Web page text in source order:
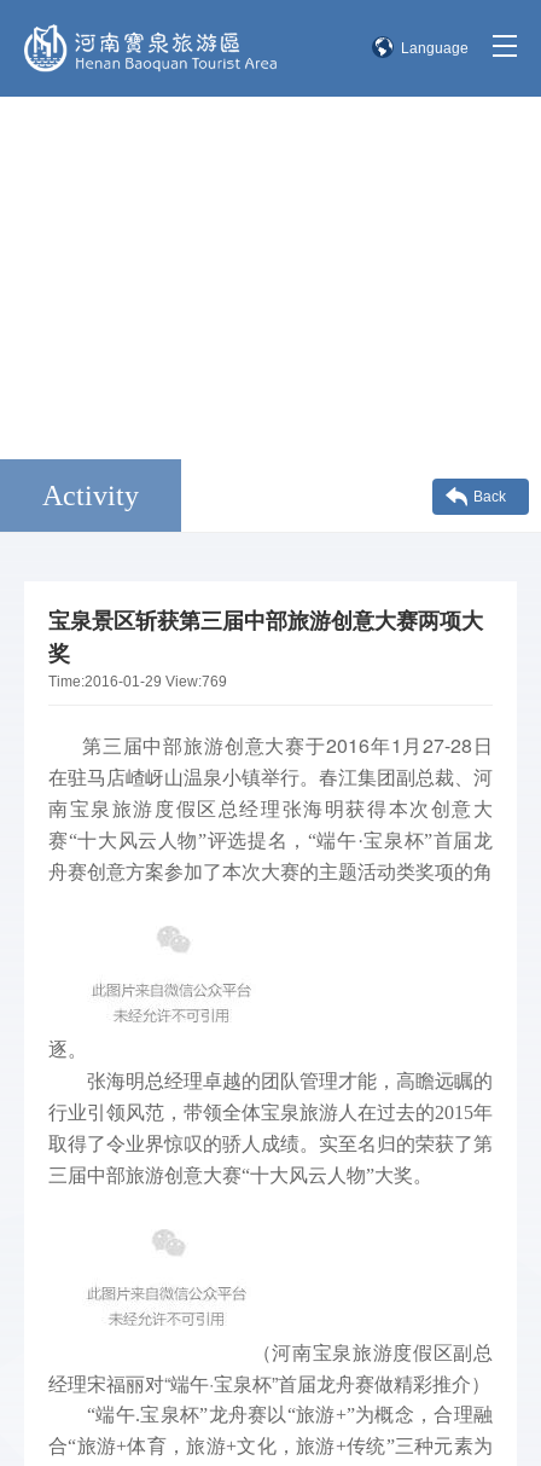
Language
Activity Back
宝泉景区斩获第三届中部旅游创意大赛两项大
奖
Time:2016-01-29 View:769
第三届中部旅游创意大赛于2016年1 月27-28 日
在驻马店嵖岈山温泉小镇举行。春江集团副总裁、河
南宝泉旅游度假区总经理张海明获得本次创意大
赛“十大风云人物”评选提名，“端午·宝泉杯”首届龙
舟赛创意方案参加了本次大赛的主题活动类奖项的角
逐。
张海明总经理卓越的团队管理才能，高瞻远瞩的
行业引领风范，带领全体宝泉旅游人在过去的2015年
取得了令业界惊叹的骄人成绩。实至名归的荣获了第
三届中部旅游创意大赛“十大风云人物”大奖。
（河南宝泉旅游度假区副总
经理宋福丽对“端午·宝泉杯”首届龙舟赛做精彩推介）
“端午.宝泉杯”龙舟赛以“旅游+”为概念，合理融
合“旅游+体育，旅游+文化，旅游+传统”三种元素为